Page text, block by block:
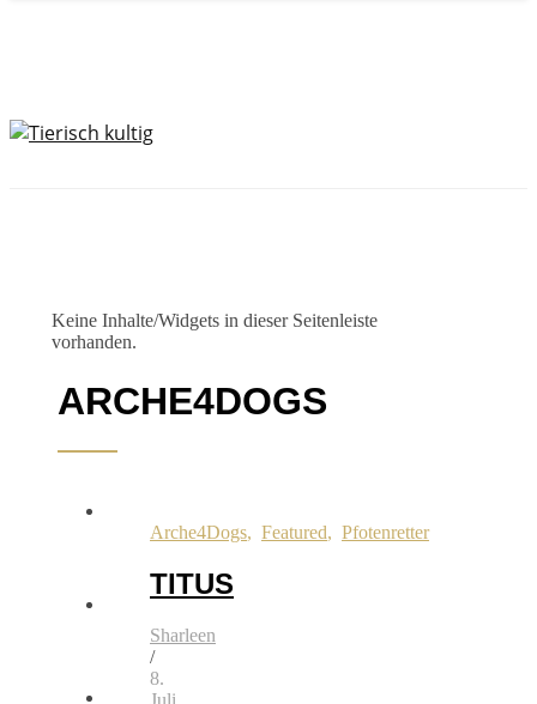
Keine Inhalte/Widgets in dieser Seitenleiste
vorhanden.
ARCHE4DOGS
Arche4Dogs, Featured, Pfotenretter
TITUS
Sharleen
/
8.
Juli